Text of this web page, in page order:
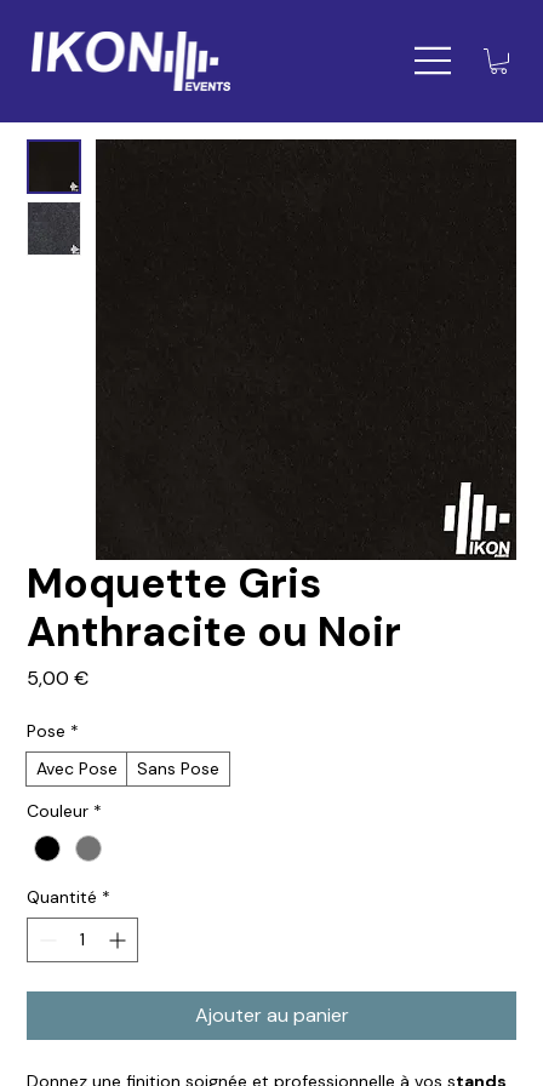
Moquette Gris
Anthracite ou Noir
5,00 €Prix
Pose *
Avec Pose
Sans Pose
Couleur *
Quantité *
Ajouter au panier
Donnez une finition soignée et professionnelle à vos stands